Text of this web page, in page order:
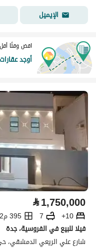
الإيميل
اقض وقتًا
أوجد
⃁1,750,000
10+
7
395 م2
فيلا للبيع في الفروسية، جدة
شارع علي الريعي الدمشقي،